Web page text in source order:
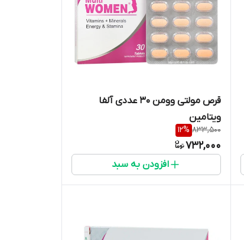
قرص مولتی وومن 30 عددی آلفا
ویتامین
833,500
12%
732,000
افزودن به سبد